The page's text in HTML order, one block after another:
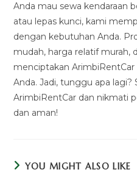
Anda mau sewa kendaraan
atau lepas kunci, kami
dengan kebutuhan Anda.
mudah, harga relatif murah,
menciptakan
Anda. Jadi, tunggu apa lagi?
ArimbiRentCar dan nikmati
dan aman!
YOU MIGHT ALSO LIKE